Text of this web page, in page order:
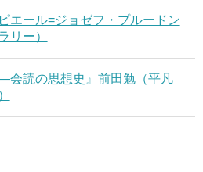
エール=ジョゼフ・プルードン
リー）
会読の思想史』前田勉（平凡